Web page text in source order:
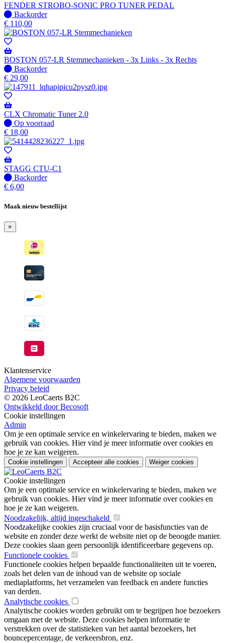
FENDER STROBO-SONIC PRO TUNER PEDAL
Niet
op
voorraad
-
Wordt
verzonden
wanneer
beschikbaar
Backorder
€ 110,00
BOSTON 057-LR Stemmechanieken - 3x Links - 3x Rechts
Niet
op
voorraad
-
Wordt
verzonden
wanneer
beschikbaar
Backorder
€ 29,00
CLX Chromatic Tuner 2.0
Op
voorraad
Op voorraad
€ 18,00
STAGG CTU-C1
Niet
op
-
verzonden
wanneer
beschikbaar
Backorder
€ 6,00
Maak nieuw bestellijst
×
Klantenservice
Algemene voorwaarden
Privacy beleid
© 2026 LeoCaerts B2C
Ontwikkeld door Becosoft
Cookie instellingen
Admin
Om je een optimale service en winkelervaring te bieden, maken we
gebruik van cookies. Hier vind je meer informatie over cookies en
hoe je ze kan weigeren.
Cookie instellingen Accepteer alle cookies Weiger cookies
Cookie instellingen
Om je een optimale service en winkelervaring te bieden, maken we
gebruik van cookies. Hier vind je meer informatie over cookies en
hoe je ze kan weigeren.
Noodzakelijk, altijd ingeschakeld
Noodzakelijke cookies zijn cruciaal voor de basisfuncties van de
website en zonder deze werkt de website niet op de beoogde manier.
Deze cookies slaan geen persoonlijk identificeerbare gegevens op.
Functionele cookies
Functionele cookies helpen bepaalde functionaliteiten uit te voeren,
zoals het delen van de inhoud van de website op sociale
mediaplatforms, het verzamelen van feedback en andere functies
van derden.
Analytische cookies
Analytische cookies worden gebruikt om te begrijpen hoe bezoekers
omgaan met de website. Deze cookies helpen informatie te
verstrekken over de statistieken van het aantal bezoekers, het
bouncepercentage, de verkeersbron, enz.